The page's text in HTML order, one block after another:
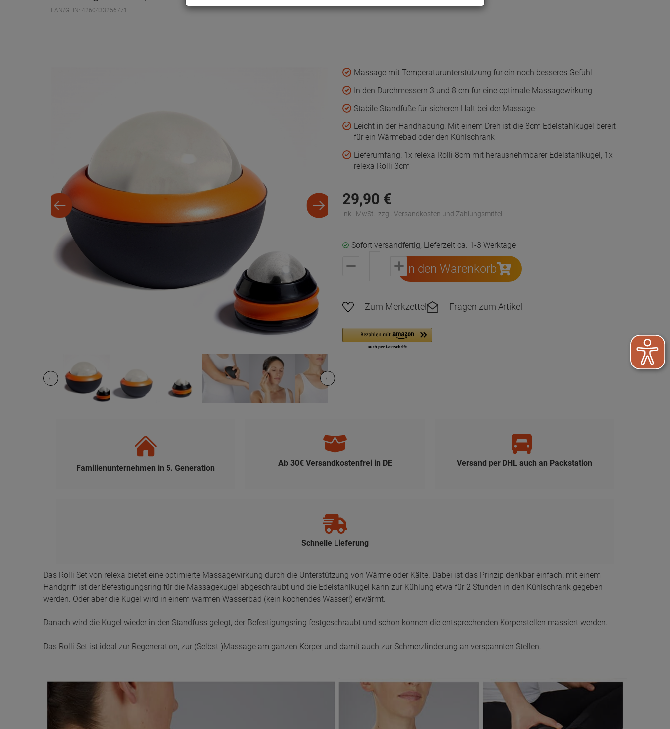
EAN/GTIN: 4260433256771
Massage mit Temperaturunterstützung für ein noch besseres Gefühl
In den Durchmessern 3 und 8 cm für eine optimale Massagewirkung
Stabile Standfüße für sicheren Halt bei der Massage
Leicht in der Handhabung: Mit einem Dreh ist die 8cm Edelstahlkugel bereit
für ein Wärmebad oder den Kühlschrank
Lieferumfang: 1x relexa Rolli 8cm mit herausnehmbarer Edelstahlkugel, 1x
relexa Rolli 3cm
29,90 €
inkl. MwSt. zzgl. Versandkosten und Zahlungsmittel
Sofort versandfertig, Lieferzeit ca. 1-3 Werktage
In den Warenkorb
Zum Merkzettel Fragen zum Artikel
Das Rolli Set von relexa bietet eine optimierte Massagewirkung durch die Unterstützung von Wärme oder Kälte. Dabei ist das Prinzip denkbar einfach: mit einem
Handgriff ist der Befestigungsring für die Massagekugel abgeschraubt und die Edelstahlkugel kann zur Kühlung etwa für 2 Stunden in den Kühlschrank gegeben
werden. Oder aber die Kugel wird in einem warmen Wasserbad (kein kochendes Wasser!) erwärmt.
Danach wird die Kugel wieder in den Standfuss gelegt, der Befestigungsring festgeschraubt und schon können die entsprechenden Körperstellen massiert werden.
Das Rolli Set ist ideal zur Regeneration, zur (Selbst-)Massage am ganzen Körper und damit auch zur Schmerzlinderung an verspannten Stellen.